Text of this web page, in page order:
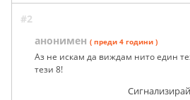
#2
анонимен ( преди 4 години )
Аз не искам да виждам нито един
тези 8!